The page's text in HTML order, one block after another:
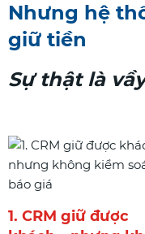
Nhưng hệ
giữ tiền
Sự thật là vầy
1. CRM giữ được